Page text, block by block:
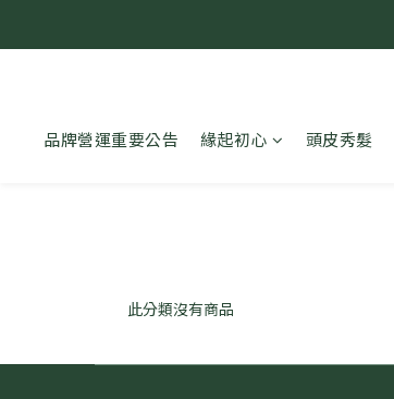
品牌營運重要公告 緣起初心 頭皮秀髮
此分類沒有商品